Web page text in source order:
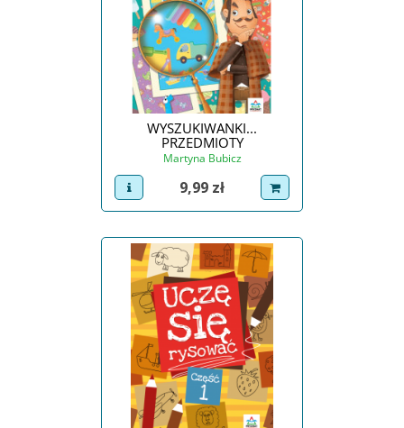
WYSZUKIWANKI...
PRZEDMIOTY
Martyna Bubicz
view product
Cena
9,99 zł dodaj do koszyka